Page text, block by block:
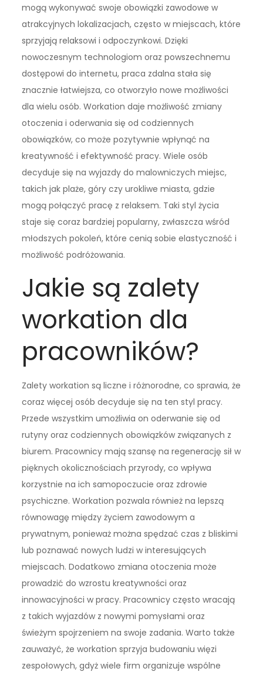
mogą wykonywać swoje obowiązki zawodowe w
atrakcyjnych lokalizacjach, często w miejscach, które
sprzyjają relaksowi i odpoczynkowi. Dzięki
nowoczesnym technologiom oraz powszechnemu
dostępowi do internetu, praca zdalna stała się
znacznie łatwiejsza, co otworzyło nowe możliwości
dla wielu osób. Workation daje możliwość zmiany
otoczenia i oderwania się od codziennych
obowiązków, co może pozytywnie wpłynąć na
kreatywność i efektywność pracy. Wiele osób
decyduje się na wyjazdy do malowniczych miejsc,
takich jak plaże, góry czy urokliwe miasta, gdzie
mogą połączyć pracę z relaksem. Taki styl życia
staje się coraz bardziej popularny, zwłaszcza wśród
młodszych pokoleń, które cenią sobie elastyczność i
możliwość podróżowania.
Jakie są zalety
workation dla
pracowników?
Zalety workation są liczne i różnorodne, co sprawia, że
coraz więcej osób decyduje się na ten styl pracy.
Przede wszystkim umożliwia on oderwanie się od
rutyny oraz codziennych obowiązków związanych z
biurem. Pracownicy mają szansę na regenerację sił w
pięknych okolicznościach przyrody, co wpływa
korzystnie na ich samopoczucie oraz zdrowie
psychiczne. Workation pozwala również na lepszą
równowagę między życiem zawodowym a
prywatnym, ponieważ można spędzać czas z bliskimi
lub poznawać nowych ludzi w interesujących
miejscach. Dodatkowo zmiana otoczenia może
prowadzić do wzrostu kreatywności oraz
innowacyjności w pracy. Pracownicy często wracają
z takich wyjazdów z nowymi pomysłami oraz
świeżym spojrzeniem na swoje zadania. Warto także
zauważyć, że workation sprzyja budowaniu więzi
zespołowych, gdyż wiele firm organizuje wspólne